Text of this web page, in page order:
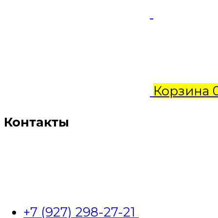
Корзина
Контакты
+7 (927) 298-27-21